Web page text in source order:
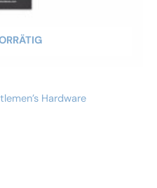
Hardware